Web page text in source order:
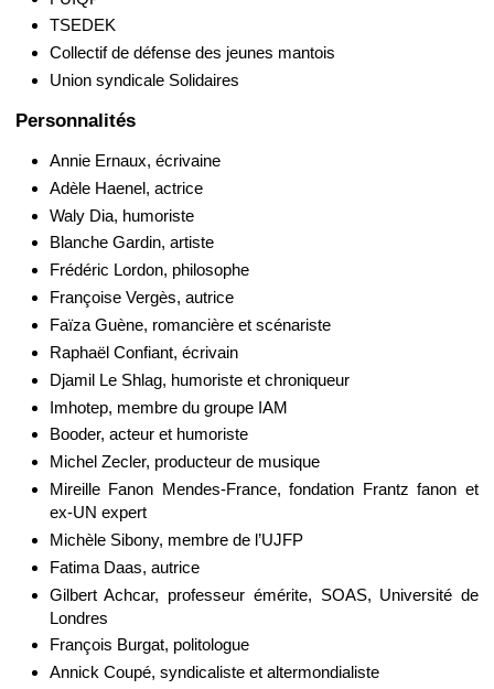
TSEDEK
Collectif de défense des jeunes mantois
Union syndicale Solidaires
Personnalités
Annie Ernaux, écrivaine
Adèle Haenel, actrice
Waly Dia, humoriste
Blanche Gardin, artiste
Frédéric Lordon, philosophe
Françoise Vergès, autrice
Faïza Guène, romancière et scénariste
Raphaël Confiant, écrivain
Djamil Le Shlag, humoriste et chroniqueur
Imhotep, membre du groupe IAM
Booder, acteur et humoriste
Michel Zecler, producteur de musique
Mireille Fanon Mendes-France, fondation Frantz fanon et
ex-UN expert
Michèle Sibony, membre de l’UJFP
Fatima Daas, autrice
Gilbert Achcar, professeur émérite, SOAS, Université de
Londres
François Burgat, politologue
Annick Coupé, syndicaliste et altermondialiste